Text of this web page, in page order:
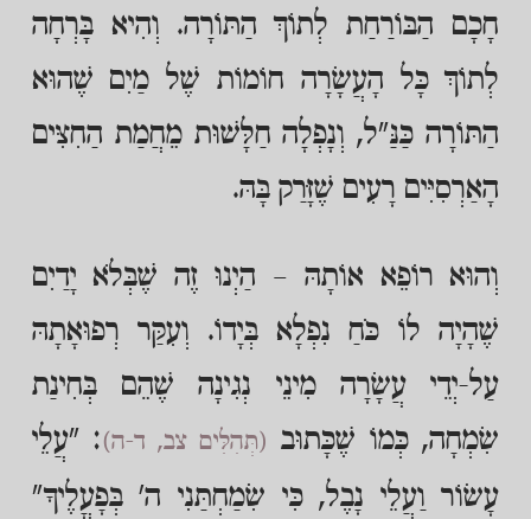
חָכָם הַבּוֹרַחַת לְתוֹךְ הַתּוֹרָה. וְהִיא בָּרְחָה
לְתוֹךְ כָּל הָעֲשָׂרָה חוֹמוֹת שֶׁל מַיִם שֶׁהוּא
הַתּוֹרָה כַּנַּ"ל, וְנָפְלָה חַלָּשׁוּת מֵחֲמַת הַחִצִּים
הָאַרְסִיִּים רָעִים שֶׁזָּרַק בָּהּ.
וְהוּא רוֹפֵא אוֹתָהּ – הַיְנוּ זֶה שֶׁבְּלֹא יָדַיִם
שֶׁהָיָה לוֹ כֹּחַ נִפְלָא בְּיָדוֹ. וְעִקַּר רְפוּאָתָהּ
עַל-יְדֵי עֲשָׂרָה מִינֵי נְגִינָה שֶׁהֵם בְּחִינַת
שִׂמְחָה, כְּמוֹ שֶׁכָּתוּב (תְּהִלִּים צב, ד-ה): "עֲלֵי
עָשׂוֹר וַעֲלֵי נָבֶל, כִּי שִׂמַחְתַּנִי ה' בְּפָעֳלֶיךָ"